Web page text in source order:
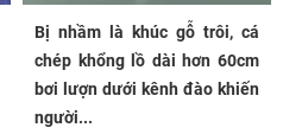
Bị nhầm là khúc gỗ trôi, cá
chép khổng lồ dài hơn 60cm
bơi lượn dưới kênh đào khiến
người...